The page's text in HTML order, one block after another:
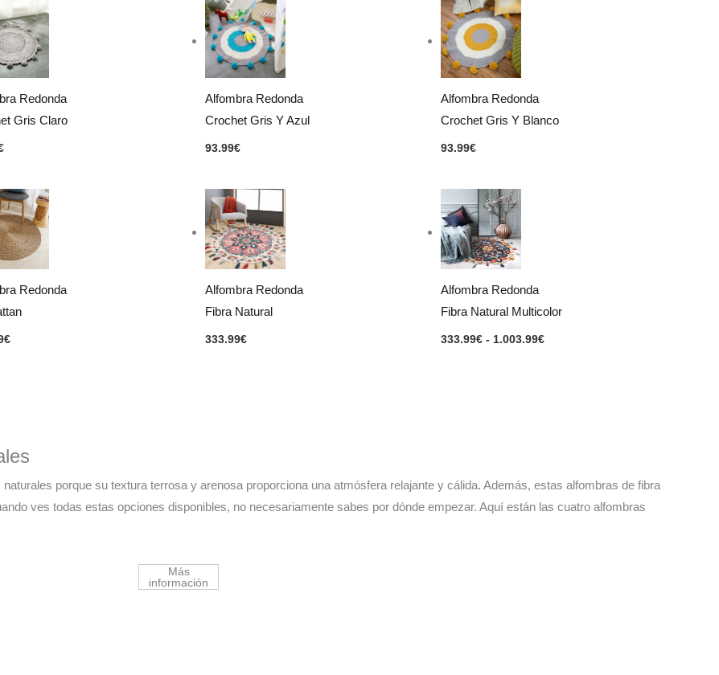
Redonda
Gris Claro
Alfombra Redonda
Crochet Gris Y Azul
93.99€
Alfombra Redonda
Crochet Gris Y Blanco
93.99€
Redonda
€
Alfombra Redonda
Fibra Natural
333.99€
Alfombra Redonda
Fibra Natural Multicolor
333.99€ - 1.003.99€
porque su textura terrosa y arenosa proporciona una atmósfera relajante y cálida. Además, estas alfombras de fibra
ves todas estas opciones disponibles, no necesariamente sabes por dónde empezar. Aquí están las cuatro alfombras
Más
información